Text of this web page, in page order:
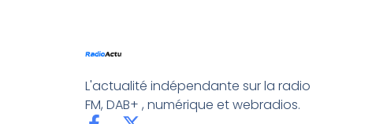
L'actualité indépendante sur la radio
FM, DAB+ , numérique et webradios.